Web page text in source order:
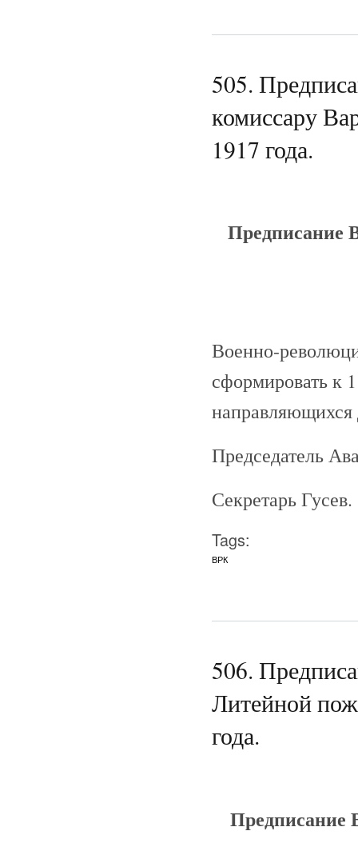
505.
комиссару
1917 года.
Предписание
Военно-
сформировать к
направляющихся
Председатель
Секретарь Гусев.
Tags:
ВРК
506.
Литейной
года.
Предписание